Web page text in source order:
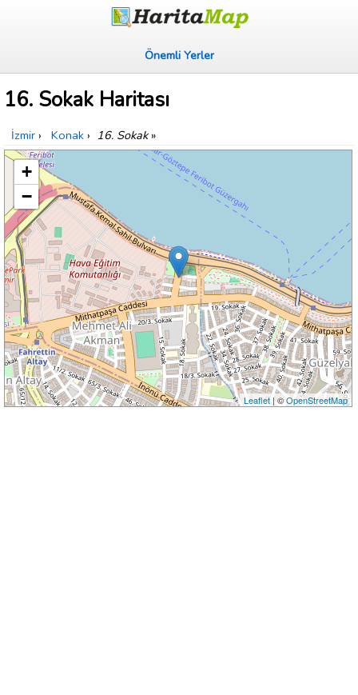
Önemli Yerler
16. Sokak Haritası
İzmir › Konak › 16. Sokak»
+
−
Leaflet| ©OpenStreetMap